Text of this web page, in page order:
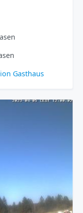
Gasthaus